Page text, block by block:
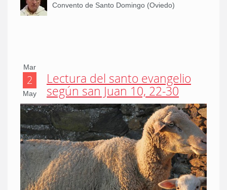
Convento de Santo Domingo (Oviedo)
Mar
2
May
Lectura del santo evangelio
según san Juan 10, 22-30